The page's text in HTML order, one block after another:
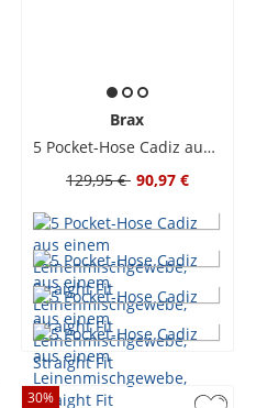
Brax
5 Pocket-Hose Cadiz aus einem Leinenmischgewebe, Straight Fit
129,95 € 90,97 €
30%